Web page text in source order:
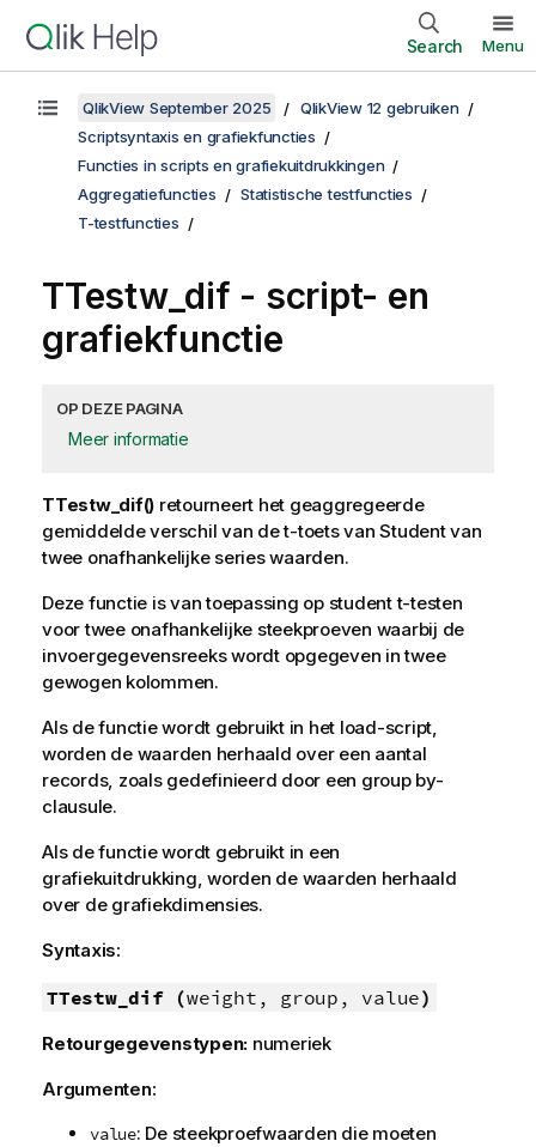
Search Menu
QlikView September 2025
QlikView 12 gebruiken
Scriptsyntaxis en grafiekfuncties
Functies in scripts en grafiekuitdrukkingen
Aggregatiefuncties
Statistische testfuncties
T-testfuncties
TTestw_dif - script- en
grafiekfunctie
OP DEZE PAGINA
Meer informatie
TTestw_dif() retourneert het geaggregeerde
gemiddelde verschil van de t-toets van Student van
twee onafhankelijke series waarden.
Deze functie is van toepassing op student t-testen
voor twee onafhankelijke steekproeven waarbij de
invoergegevensreeks wordt opgegeven in twee
gewogen kolommen.
Als de functie wordt gebruikt in het load-script,
worden de waarden herhaald over een aantal
records, zoals gedefinieerd door een group by-
clausule.
Als de functie wordt gebruikt in een
grafiekuitdrukking, worden de waarden herhaald
over de grafiekdimensies.
Syntaxis:
TTestw_dif (weight, group, value)
Retourgegevenstypen: numeriek
Argumenten:
value: De steekproefwaarden die moeten